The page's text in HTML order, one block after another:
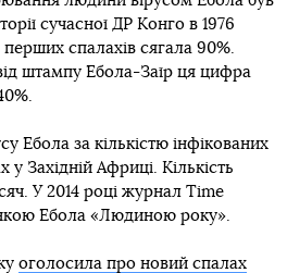
сучасної ДР Конго в 1976
перших спалахів сягала 90%.
штампу Ебола-Заїр ця цифра
Ебола за кількістю інфікованих
у Західній Африці. Кількість
У 2014 році журнал Time
Ебола «Людиною року».
оголосила про новий спалах